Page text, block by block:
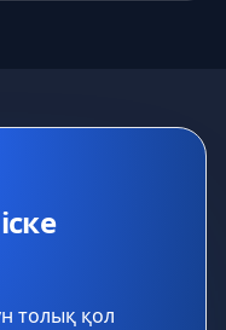
толық қол